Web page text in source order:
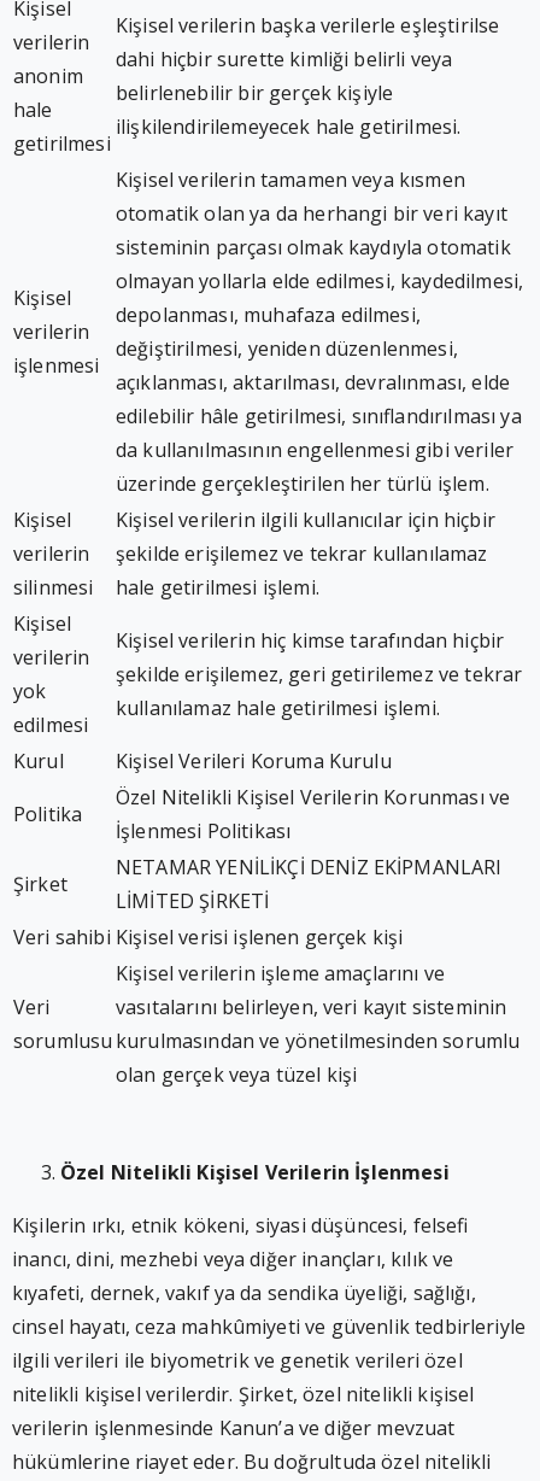
Kişisel
verilerin
anonim
hale
getirilmesi
Kişisel verilerin başka verilerle eşleştirilse
dahi hiçbir surette kimliği belirli veya
belirlenebilir bir gerçek kişiyle
ilişkilendirilemeyecek hale getirilmesi.
Kişisel
verilerin
işlenmesi
Kişisel verilerin tamamen veya kısmen
otomatik olan ya da herhangi bir veri kayıt
sisteminin parçası olmak kaydıyla otomatik
olmayan yollarla elde edilmesi, kaydedilmesi,
depolanması, muhafaza edilmesi,
değiştirilmesi, yeniden düzenlenmesi,
açıklanması, aktarılması, devralınması, elde
edilebilir hâle getirilmesi, sınıflandırılması ya
da kullanılmasının engellenmesi gibi veriler
üzerinde gerçekleştirilen her türlü işlem.
Kişisel
verilerin
silinmesi
Kişisel verilerin ilgili kullanıcılar için hiçbir
şekilde erişilemez ve tekrar kullanılamaz
hale getirilmesi işlemi.
Kişisel
verilerin
yok
edilmesi
Kişisel verilerin hiç kimse tarafından hiçbir
şekilde erişilemez, geri getirilemez ve tekrar
kullanılamaz hale getirilmesi işlemi.
Kurul
Kişisel Verileri Koruma Kurulu
Politika
Özel Nitelikli Kişisel Verilerin Korunması ve
İşlenmesi Politikası
Şirket
NETAMAR YENİLİKÇİ DENİZ EKİPMANLARI
LİMİTED ŞİRKETİ
Veri sahibi Kişisel verisi işlenen gerçek kişi
Veri
sorumlusu
Kişisel verilerin işleme amaçlarını ve
vasıtalarını belirleyen, veri kayıt sisteminin
kurulmasından ve yönetilmesinden sorumlu
olan gerçek veya tüzel kişi
Özel Nitelikli Kişisel Verilerin İşlenmesi
Kişilerin ırkı, etnik kökeni, siyasi düşüncesi, felsefi
inancı, dini, mezhebi veya diğer inançları, kılık ve
kıyafeti, dernek, vakıf ya da sendika üyeliği, sağlığı,
cinsel hayatı, ceza mahkûmiyeti ve güvenlik tedbirleriyle
ilgili verileri ile biyometrik ve genetik verileri özel
nitelikli kişisel verilerdir. Şirket, özel nitelikli kişisel
verilerin işlenmesinde Kanun’a ve diğer mevzuat
hükümlerine riayet eder. Bu doğrultuda özel nitelikli